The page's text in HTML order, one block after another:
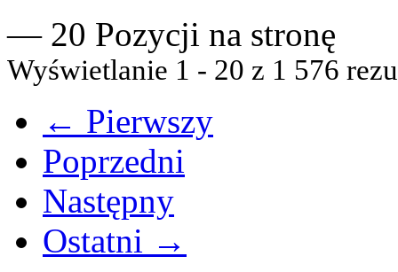
— 20 Pozycji na stronę
Wyświetlanie 1 - 20 z 1 576
← Pierwszy
Poprzedni
Następny
Ostatni →